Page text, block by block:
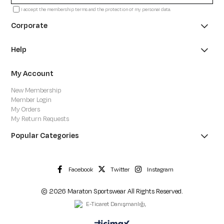
I accept the membership terms and the protection of my personal data.
Corporate
Help
My Account
New Membership
Member Login
My Orders
My Return Requests
Popular Categories
Facebook Twitter Instagram
© 2026 Maraton Sportswear All Rights Reserved.